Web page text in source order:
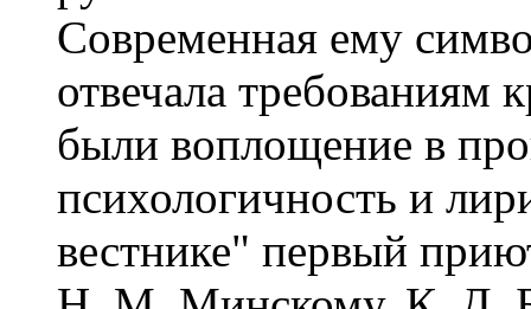
Современная ему
отвечала требованиям
были воплощение в
психологичность и
вестнике" первый